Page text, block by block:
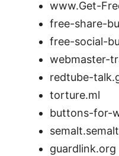
www.Get-
free-share-
free-social-
webmaster-
redtube-
torture.ml
buttons-for-
guardlink.org